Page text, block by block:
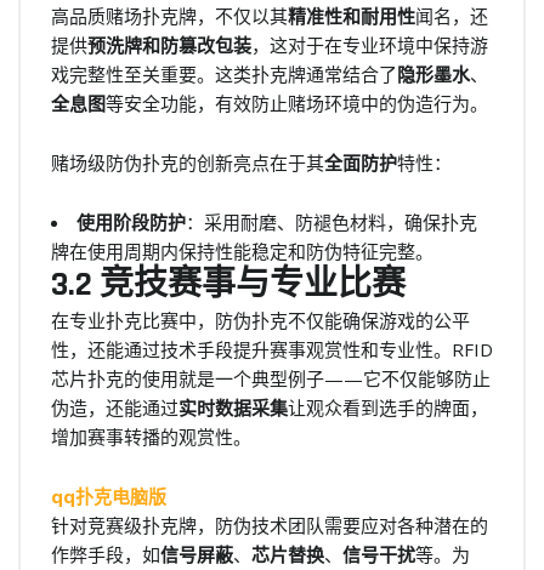
高品质赌场扑克牌，不仅以其精准性和耐用性闻名，还
提供预洗牌和防篡改包装，这对于在专业环境中保持游
戏完整性至关重要。这类扑克牌通常结合了隐形墨水、
全息图等安全功能，有效防止赌场环境中的伪造行为。
赌场级防伪扑克的创新亮点在于其全面防护特性：
使用阶段防护：采用耐磨、防褪色材料，确保扑克
牌在使用周期内保持性能稳定和防伪特征完整。
3.2 竞技赛事与专业比赛
在专业扑克比赛中，防伪扑克不仅能确保游戏的公平
性，还能通过技术手段提升赛事观赏性和专业性。RFID
芯片扑克的使用就是一个典型例子——它不仅能够防止
伪造，还能通过实时数据采集让观众看到选手的牌面，
增加赛事转播的观赏性。
qq扑克电脑版
针对竞赛级扑克牌，防伪技术团队需要应对各种潜在的
作弊手段，如信号屏蔽、 芯片替换、 信号干扰等。为